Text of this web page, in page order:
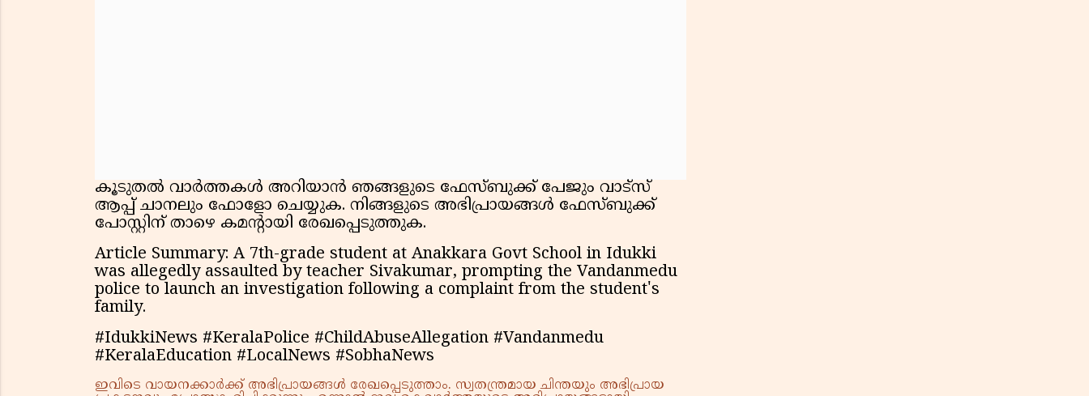
കൂടുതല്‍ വാർത്തകള്‍ അറിയാന്‍ ഞങ്ങളുടെ ഫേസ്ബുക്ക് പേജും വാട്സ്
ആപ്പ് ചാനലും ഫോളോ ചെയ്യുക. നിങ്ങളുടെ അഭിപ്രായങ്ങൾ ഫേസ്ബുക്ക്
പോസ്റ്റിന് താഴെ കമൻ്റായി രേഖപ്പെടുത്തുക.
Article Summary: A 7th-grade student at Anakkara Govt School in Idukki
was allegedly assaulted by teacher Sivakumar, prompting the Vandanmedu
police to launch an investigation following a complaint from the student's
family.
#IdukkiNews #KeralaPolice #ChildAbuseAllegation #Vandanmedu
#KeralaEducation #LocalNews #SobhaNews
ഇവിടെ വായനക്കാർക്ക് അഭിപ്രായങ്ങൾ രേഖപ്പെടുത്താം. സ്വതന്ത്രമായ ചിന്തയും അഭിപ്രായ